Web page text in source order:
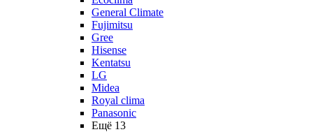
General Climate
Fujimitsu
Gree
Hisense
Kentatsu
LG
Midea
Royal clima
Panasonic
Ещё 13